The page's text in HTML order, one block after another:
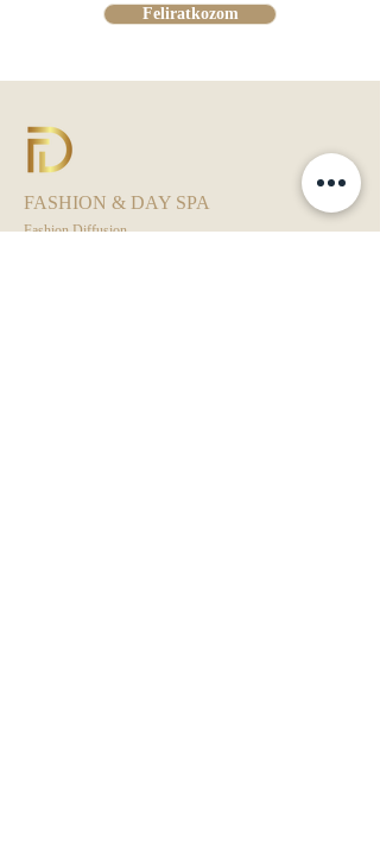
Feliratkozom
FASHION & DAY SPA
Fashion Diffusion